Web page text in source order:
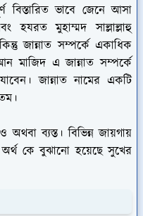
ভাবে জেনে আসা
মুহাম্মদ সাল্লাল্লাহু
জান্নাত সম্পর্কে একাধিক
মাজিদ এ জান্নাত সম্পর্কে
জান্নাত নামের একটি
অথবা ব্যস্ত। বিভিন্ন জায়গায়
কে বুঝানো হয়েছে সুখের